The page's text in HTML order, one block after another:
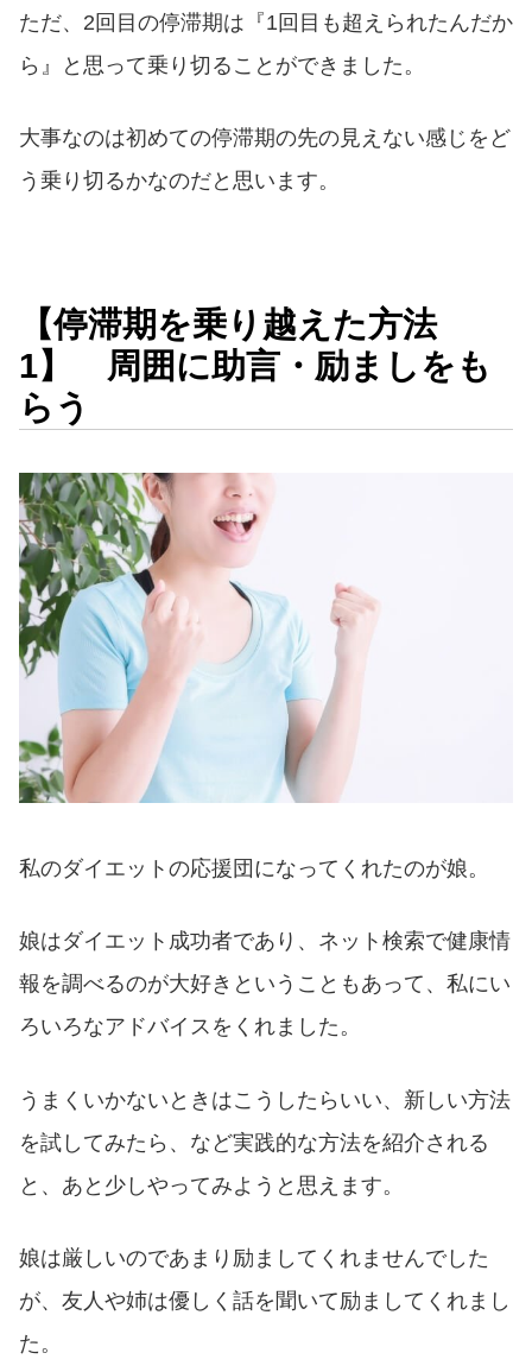
ただ、2回目の停滞期は『1回目も超えられたんだか
ら』と思って乗り切ることができました。
大事なのは初めての停滞期の先の見えない感じをど
う乗り切るかなのだと思います。
【停滞期を乗り越えた方法
1】 周囲に助言・励ましをも
らう
私のダイエットの応援団になってくれたのが娘。
娘はダイエット成功者であり、ネット検索で健康情
報を調べるのが大好きということもあって、私にい
ろいろなアドバイスをくれました。
うまくいかないときはこうしたらいい、新しい方法
を試してみたら、など実践的な方法を紹介される
と、あと少しやってみようと思えます。
娘は厳しいのであまり励ましてくれませんでした
が、友人や姉は優しく話を聞いて励ましてくれまし
た。